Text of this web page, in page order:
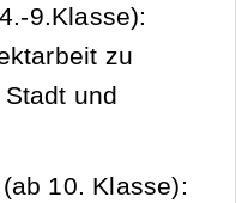
9.Klasse):
zu
und
10. Klasse):